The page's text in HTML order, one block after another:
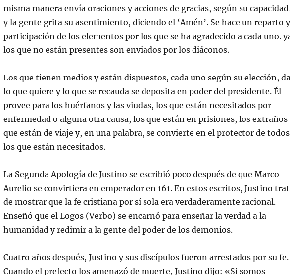
misma manera envía oraciones y acciones de gracias, según su
y la gente grita su asentimiento, diciendo el ‘Amén’. Se hace un reparto y
participación de los elementos por los que se ha agradecido a cada uno.
los que no están presentes son enviados por los diáconos.
Los que tienen medios y están dispuestos, cada uno según su elección, da
lo que quiere y lo que se recauda se deposita en poder del presidente. Él
provee para los huérfanos y las viudas, los que están necesitados por
enfermedad o alguna otra causa, los que están en prisiones, los extraños
que están de viaje y, en una palabra, se convierte en el protector de todos
los que están necesitados.
La Segunda Apología de Justino se escribió poco después de que Marco
Aurelio se convirtiera en emperador en 161. En estos escritos, Justino
de mostrar que la fe cristiana por sí sola era verdaderamente racional.
Enseñó que el Logos (Verbo) se encarnó para enseñar la verdad a la
humanidad y redimir a la gente del poder de los demonios.
Cuatro años después, Justino y sus discípulos fueron arrestados por su fe.
Cuando el prefecto los amenazó de muerte, Justino dijo: «Si somos